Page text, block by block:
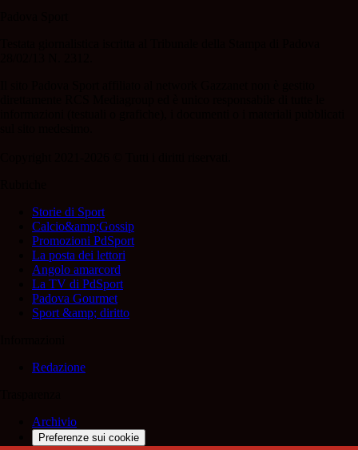
Storie di Sport
Calcio&amp;Gossip
Promozioni PdSport
La posta dei lettori
Angolo amarcord
La TV di PdSport
Padova Gourmet
Sport &amp; diritto
Redazione
Archivio
Preferenze sui cookie